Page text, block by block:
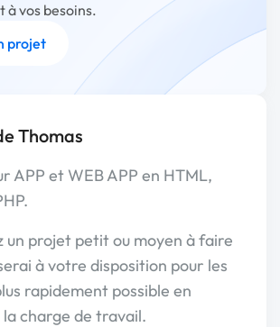
vos besoins.
projet
Thomas
APP et WEB APP en HTML,
un projet petit ou moyen à faire
à votre disposition pour les
rapidement possible en
charge de travail.